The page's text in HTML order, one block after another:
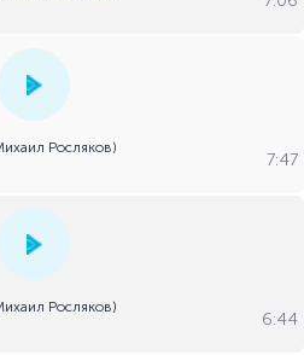
Росляков)
7:47
Росляков)
6:44